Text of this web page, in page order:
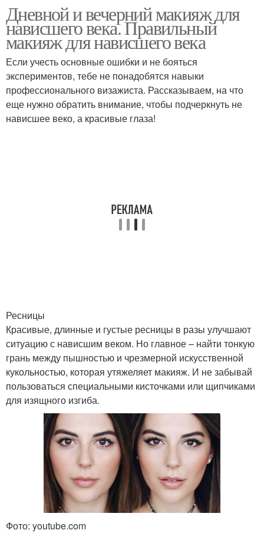
Дневной и вечерний макияж для
нависшего века. Правильный
макияж для нависшего века
Если учесть основные ошибки и не бояться
экспериментов, тебе не понадобятся навыки
профессионального визажиста. Рассказываем, на что
еще нужно обратить внимание, чтобы подчеркнуть не
нависшее веко, а красивые глаза!
Ресницы
Красивые, длинные и густые ресницы в разы улучшают
ситуацию с нависшим веком. Но главное – найти тонкую
грань между пышностью и чрезмерной искусственной
кукольностью, которая утяжеляет макияж. И не забывай
пользоваться специальными кисточками или щипчиками
для изящного изгиба.
Фото: youtube.com